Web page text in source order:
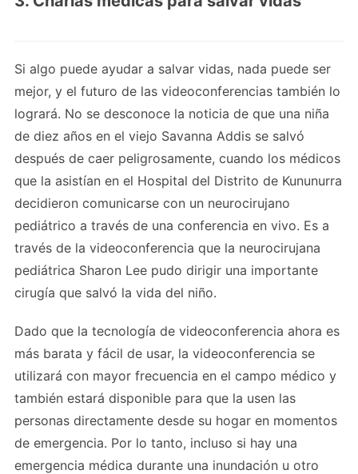
Si algo puede ayudar a salvar vidas, nada puede ser
mejor, y el futuro de las videoconferencias también lo
logrará. No se desconoce la noticia de que una niña
de diez años en el viejo Savanna Addis se salvó
después de caer peligrosamente, cuando los médicos
que la asistían en el Hospital del Distrito de Kununurra
decidieron comunicarse con un neurocirujano
pediátrico a través de una conferencia en vivo. Es a
través de la videoconferencia que la neurocirujana
pediátrica Sharon Lee pudo dirigir una importante
cirugía que salvó la vida del niño.
Dado que la tecnología de videoconferencia ahora es
más barata y fácil de usar, la videoconferencia se
utilizará con mayor frecuencia en el campo médico y
también estará disponible para que la usen las
personas directamente desde su hogar en momentos
de emergencia. Por lo tanto, incluso si hay una
emergencia médica durante una inundación u otro